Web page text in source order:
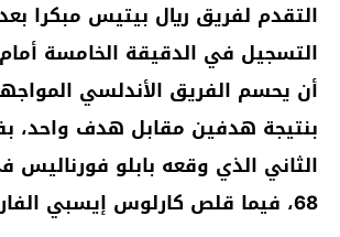
التقدم لفريق ريال بيتيس مبكرا
التسجيل في الدقيقة الخامسة
أن يحسم الفريق الأندلسي
بنتيجة هدفين مقابل هدف واحد،
الثاني الذي وقعه بابلو فورناليس
68، فيما قلص كارلوس إيسبي الفارق للضيوف.